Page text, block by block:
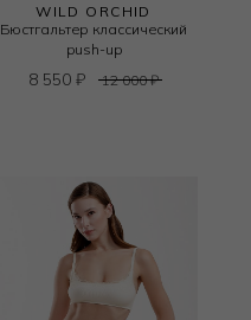
WILD ORCHID
Бюстгальтер классический
push-up
8 550 ₽ 12 000₽